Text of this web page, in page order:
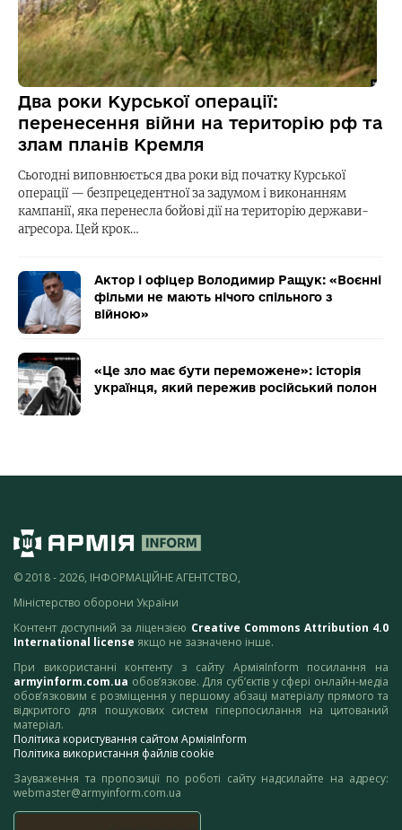
Два роки Курської операції:
перенесення війни на територію рф та
злам планів Кремля
Сьогодні виповнюється два роки від початку Курської
операції — безпрецедентної за задумом і виконанням
кампанії, яка перенесла бойові дії на територію держави-
агресора. Цей крок…
Актор і офіцер Володимир Ращук: «Воєнні
фільми не мають нічого спільного з
війною»
«Це зло має бути переможене»: історія
українця, який пережив російський полон
© 2018 - 2026, ІНФОРМАЦІЙНЕ АГЕНТСТВО,
Міністерство оборони України
Контент доступний за ліцензією Creative Commons Attribution 4.0
International license якщо не зазначено інше.
При використанні контенту з сайту АрміяInform посилання на
armyinform.com.ua обов’язкове. Для суб’єктів у сфері онлайн-медіа
обов’язковим є розміщення у першому абзаці матеріалу прямого та
відкритого для пошукових систем гіперпосилання на цитований
матеріал.
Політика користування сайтом АрміяInform
Політика використання файлів cookie
Зауваження та пропозиції по роботі сайту надсилайте на адресу:
webmaster@armyinform.com.ua